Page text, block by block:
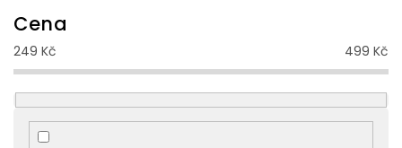
n
í
p
r
o
d
u
Cena
249 Kč 499 Kč